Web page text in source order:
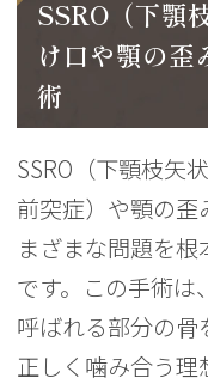
SSRO（下顎
け口や顎の歪
術
SSRO（下顎枝矢
前突症）や顎の歪
まざまな問題を
です。この手術は
呼ばれる部分の
正しく噛み合う理